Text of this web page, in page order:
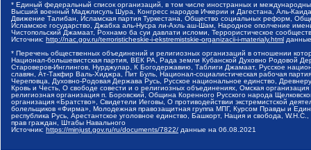
* Единый федеральный список организаций, в том числе иностранных и
Высший военный Маджлисуль Шура, Конгресс народов Ичкерии и Дагестана, Аль-
Движение Талибан, Исламская партия Туркестана, Общество социальных реформ,
Исламское государство, Джабха аль-Нусра ли-Ахль аш-Шам, Народное ополчение
Чистопольский Джамаат, Рохнамо ба суи давлати исломи, Террористическое
Источник: http://nac.gov.ru/terroristicheskie-i-ekstremistskie-organizacii-i-materialy.html
* Перечень общественных объединений и религиозных организаций в отношении
Национал-большевистская партия, ВЕК РА, Рада земли Кубанской Духовно Родовой
Староверов-Инглингов, Нурджулар, К Богодержавию, Таблиги Джамаат, Русское
славян, Ат-Такфир Валь-Хиджра, Пит Буль, Национал-социалистическая рабочая
Череповца, Духовно-Родовая Держава Русь, Русское национальное единство,
Кровь и Честь, О свободе совести и о религиозных объединениях, Омская
религиозная организация п. Боровский, Община Коренного Русского народа
организация «Братство», Свидетели Иеговы, О противодействии экстремистской
болельщиков «Фирма», Молодежная правозащитная группа МПГ, Курсом Правды и
республика Русь, Арестантское уголовное единство, Башкорт, Нация и свобода,
прав граждан, Штабы Навального
Источник: https://minjust.gov.ru/ru/documents/7822/ данные на 06.08.2021